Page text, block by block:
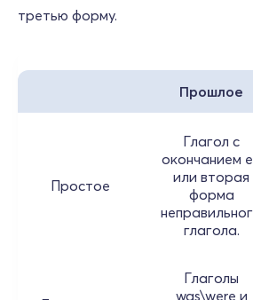
третью форму.
Прошлое
Простое
Глагол с
окончанием
или вторая
форма
глагола.
Глаголы
was\were и